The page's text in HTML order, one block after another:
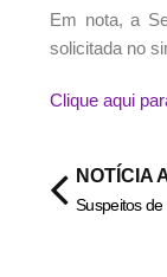
Em nota, a
solicitada no
Clique aqui
NOTÍCIA
Suspeitos